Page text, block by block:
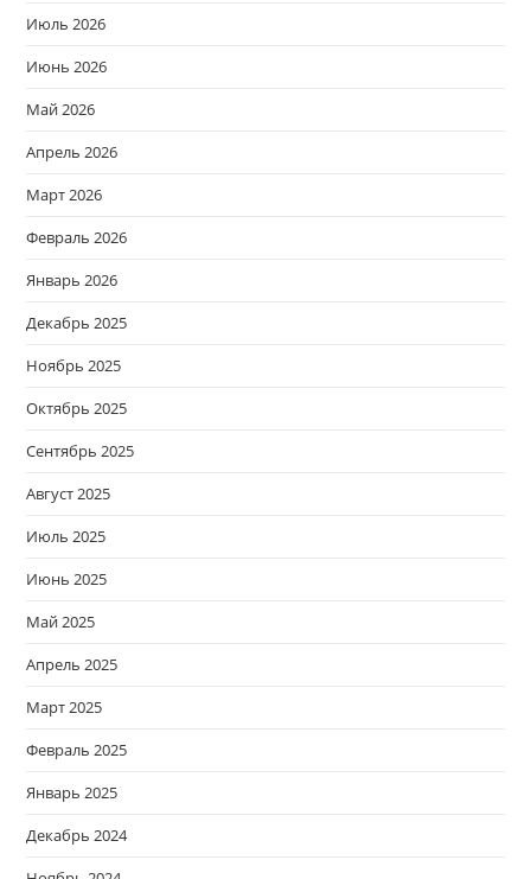
Июль 2026
Июнь 2026
Май 2026
Апрель 2026
Март 2026
Февраль 2026
Январь 2026
Декабрь 2025
Ноябрь 2025
Октябрь 2025
Сентябрь 2025
Август 2025
Июль 2025
Июнь 2025
Май 2025
Апрель 2025
Март 2025
Февраль 2025
Январь 2025
Декабрь 2024